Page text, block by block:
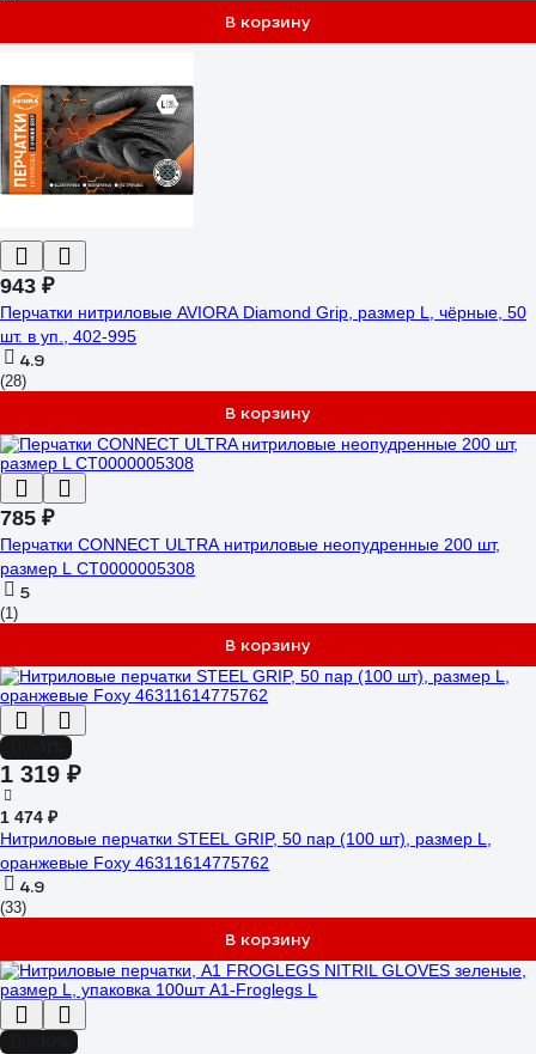
В корзину
943 ₽
Перчатки нитриловые AVIORA Diamond Grip, размер L, чёрные, 50
шт. в уп., 402-995
4.9
(28)
В корзину
785 ₽
Перчатки CONNECT ULTRA нитриловые неопудренные 200 шт,
размер L CT0000005308
5
(1)
В корзину
1 319 ₽
1 474 ₽
Нитриловые перчатки STEEL GRIP, 50 пар (100 шт), размер L,
оранжевые Foxy 46311614775762
4.9
(33)
В корзину